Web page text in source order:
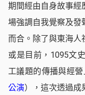
期間經由自身故事經
場強調自我覺察及發
而合。除了與東海人
或是目前，1095文
工議題的傳播與經營
公演），這次透過成